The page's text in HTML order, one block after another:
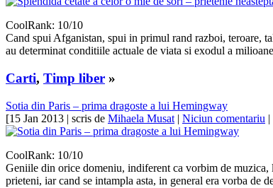
CoolRank: 10/10
Cand spui Afganistan, spui in primul rand razboi, teroare,
au determinat conditiile actuale de viata si exodul a
Carti, Timp liber »
Sotia din Paris – prima dragoste a lui Hemingway
[15 Jan 2013 | scris de Mihaela Musat | Niciun comentariu |
CoolRank: 10/10
Geniile din orice domeniu, indiferent ca vorbim de
prieteni, iar cand se intampla asta, in general era vorba de